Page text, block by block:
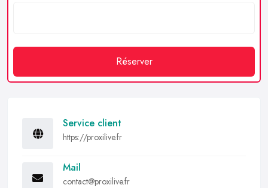
Réserver
Service client
https://proxilive.fr
Mail
contact@proxilive.fr